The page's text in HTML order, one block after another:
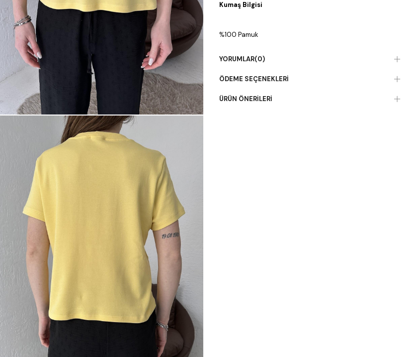
Kumaş Bilgisi
%100 Pamuk
YORUMLAR(0)
ÖDEME SEÇENEKLERI
ÜRÜN ÖNERILERI